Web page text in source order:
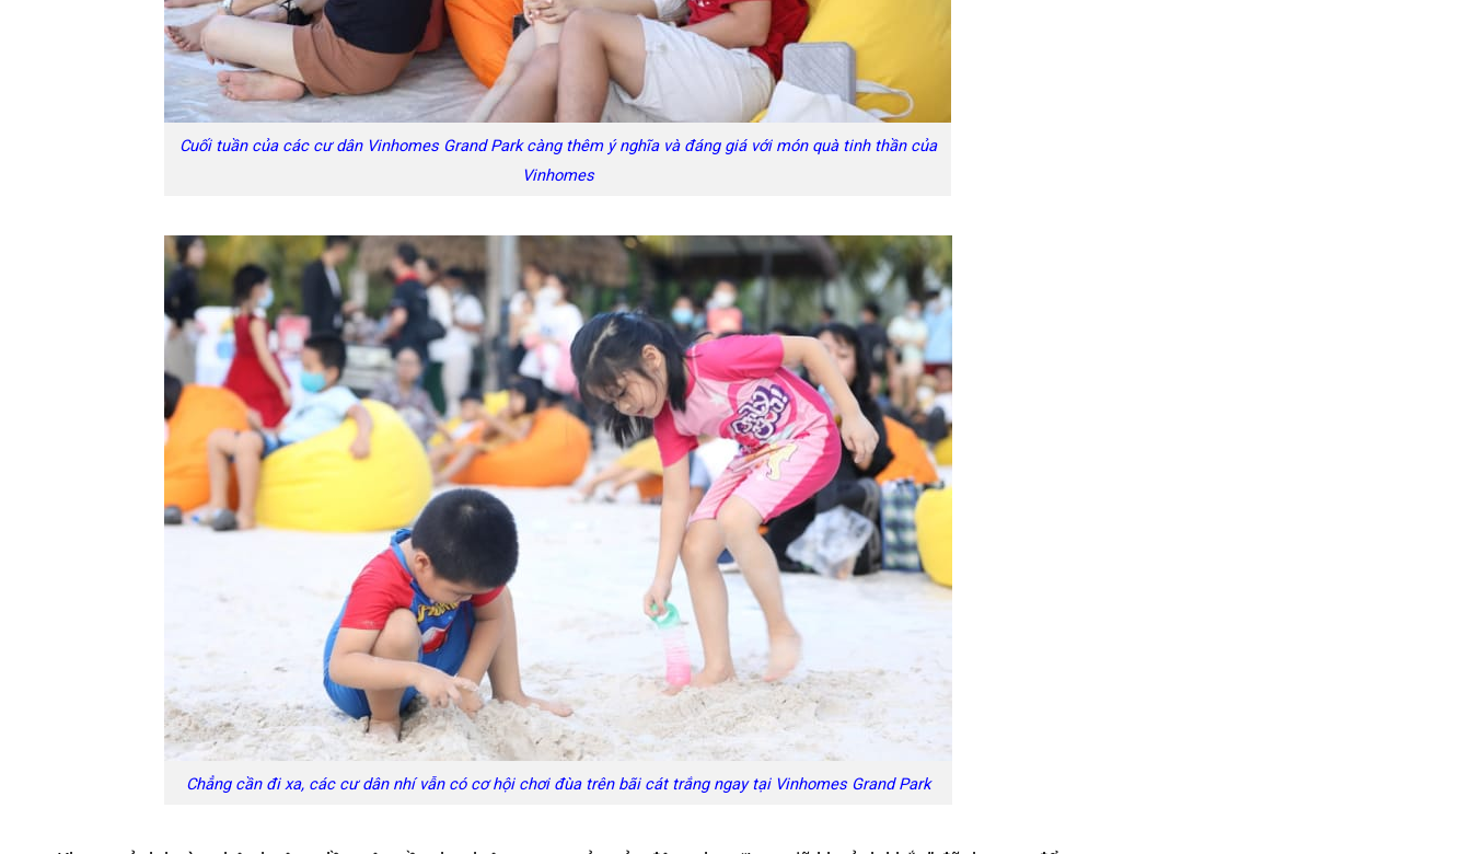
Cuối tuần của các cư dân Vinhomes Grand Park càng thêm ý nghĩa và đáng giá với món quà tinh thần của
Vinhomes
Chẳng cần đi xa, các cư dân nhí vẫn có cơ hội chơi đùa trên bãi cát trắng ngay tại Vinhomes Grand Park